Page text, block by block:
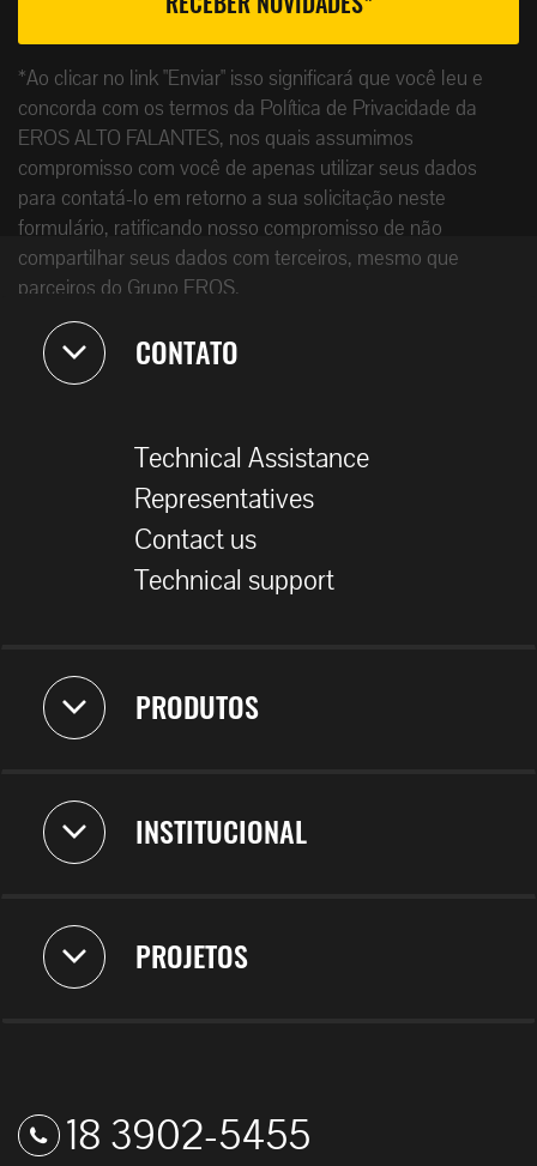
*Ao clicar no link "Enviar" isso significará que você leu e
concorda com os termos da Política de Privacidade da
EROS ALTO FALANTES, nos quais assumimos
compromisso com você de apenas utilizar seus dados
para contatá-lo em retorno a sua solicitação neste
formulário, ratificando nosso compromisso de não
compartilhar seus dados com terceiros, mesmo que
parceiros do Grupo EROS.
CONTATO
Technical Assistance
Representatives
Contact us
Technical support
PRODUTOS
INSTITUCIONAL
PROJETOS
18 3902-5455